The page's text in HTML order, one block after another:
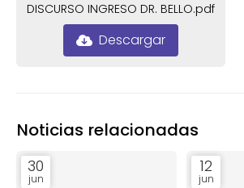
DISCURSO INGRESO DR. BELLO.pdf
Descargar
Noticias relacionadas
30
jun
12
jun